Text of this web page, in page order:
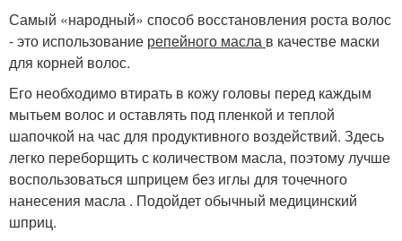
Самый «народный» способ восстановления роста волос
- это использование репейного масла в качестве маски
для корней волос.
Его необходимо втирать в кожу головы перед каждым
мытьем волос и оставлять под пленкой и теплой
шапочкой на час для продуктивного воздействий. Здесь
легко переборщить с количеством масла, поэтому лучше
воспользоваться шприцем без иглы для точечного
нанесения масла . Подойдет обычный медицинский
шприц.